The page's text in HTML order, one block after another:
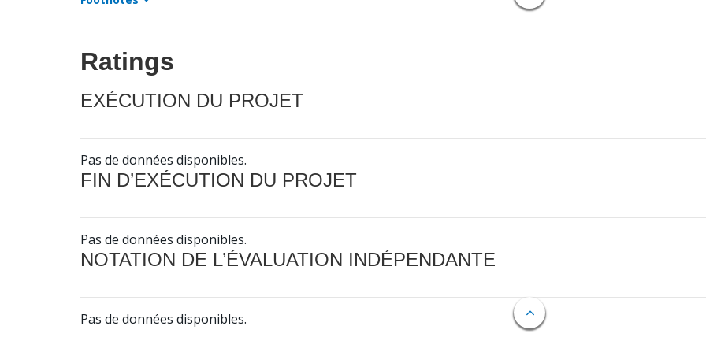
Ratings
EXÉCUTION DU PROJET
Pas de données disponibles.
FIN D’EXÉCUTION DU PROJET
Pas de données disponibles.
NOTATION DE L’ÉVALUATION INDÉPENDANTE
Pas de données disponibles.